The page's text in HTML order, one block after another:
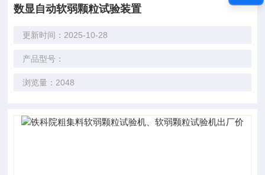
数显自动软弱颗粒试验装置
更新时间：2025-10-28
产品型号：
浏览量：2048